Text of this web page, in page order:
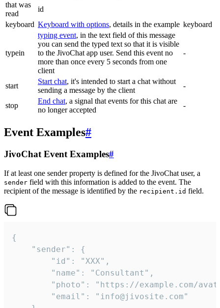
that was
read
id
keyboard Keyboard with options, details in the example keyboard
typein
typing event, in the text field of this message
you can send the typed text so that it is visible
to the JivoChat app user. Send this event no
more than once every 5 seconds from one
client
-
start
Start chat, it's intended to start a chat without
sending a message by the client
-
stop
End chat, a signal that events for this chat are
no longer accepted
-
Event Examples#
JivoChat Event Examples#
If at least one sender property is defined for the JivoChat user, a
sender field with this information is added to the event. The
recipient of the message is identified by the recipient.id field.
{